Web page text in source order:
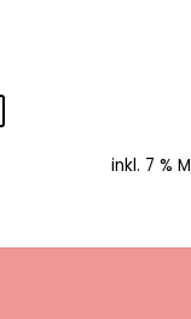
inkl. 7 %